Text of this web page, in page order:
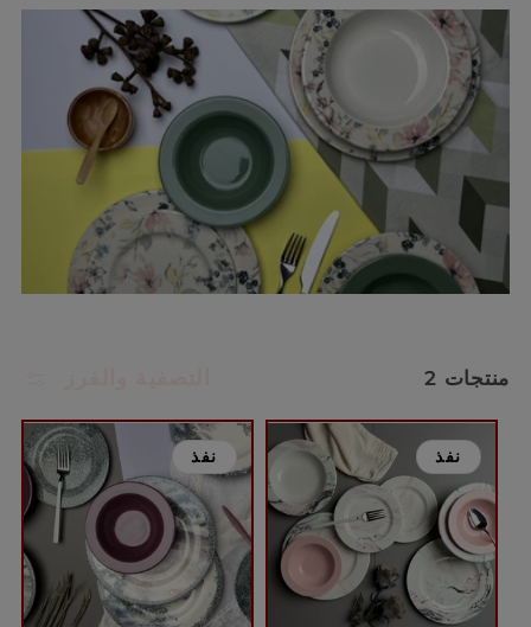
2 منتجات
نفذ نفذ